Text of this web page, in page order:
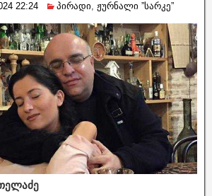
22:24 პირადი, ჟურნალი ”სარკე”